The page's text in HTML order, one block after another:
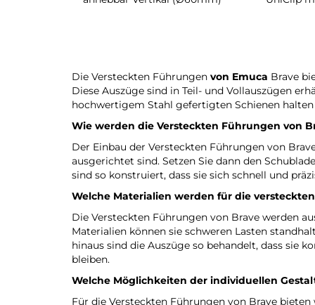
Die Versteckten Führungen von Emuca Brave
Diese Auszüge sind in Teil- und Vollauszügen
hochwertigem Stahl gefertigten Schienen
Wie werden die Versteckten Führungen von
Der Einbau der Versteckten Führungen von
ausgerichtet sind. Setzen Sie dann den
sind so konstruiert, dass sie sich schnell und
Welche Materialien werden für die
Die Versteckten Führungen von Brave werden
Materialien können sie schweren Lasten
hinaus sind die Auszüge so behandelt, dass sie
bleiben.
Welche Möglichkeiten der individuellen
Für die Versteckten Führungen von Brave